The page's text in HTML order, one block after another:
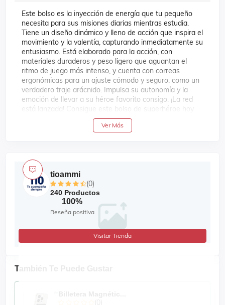
Este bolso es la inyección de energía que tu pequeño
necesita para sus misiones diarias mientras estudia.
Tiene un diseño dinámico y lleno de acción que inspira el
movimiento y la valentía, capturando inmediatamente su
entusiasmo. Está elaborado para la acción, con
materiales duraderos y peso ligero que aguantan el
ritmo de juego más intenso, y cuenta con correas
ergonómicas para un ajuste cómodo y seguro, como un
verdadero traje arácnido. Impulsa su autonomía y la
emoción de llevar a su héroe favorito consigo. ¡La red
está lanzada! Consigue este bolso de superhéroe hoy
mismo para que empiece a columpiarse hacia el colegio.
Material: Poliéster
Tamaño: Pequeño
Compartimientos: 4
Dimensiones: 22cm ancho, 30cm alto, 14cm
profundidad
Ver Más
También Te Puede Gustar
tioammi
(0)
240 Productos
100%
Reseña positiva
Visitar Tienda